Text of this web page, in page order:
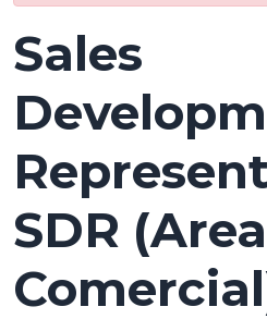
Sales
SDR (Area